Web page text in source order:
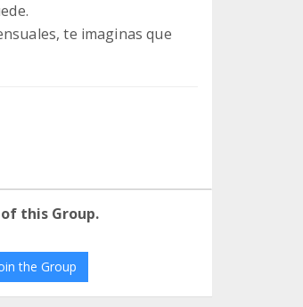
te imaginas que
this Group.
the Group